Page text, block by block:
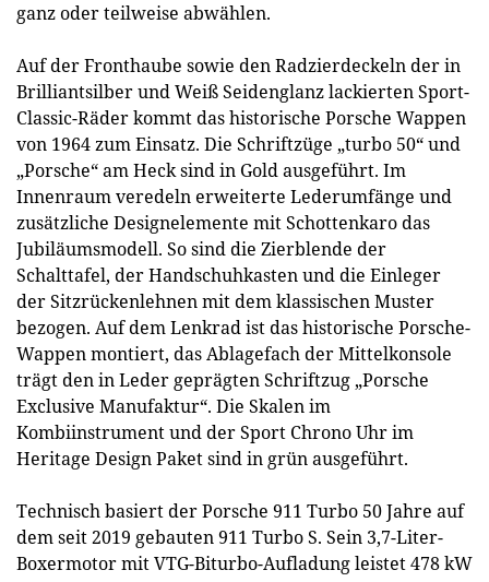
ganz oder teilweise abwählen.
Auf der Fronthaube sowie den Radzierdeckeln der in
Brilliantsilber und Weiß Seidenglanz lackierten Sport-
Classic-Räder kommt das historische Porsche Wappen
von 1964 zum Einsatz. Die Schriftzüge „turbo 50“ und
„Porsche“ am Heck sind in Gold ausgeführt. Im
Innenraum veredeln erweiterte Lederumfänge und
zusätzliche Designelemente mit Schottenkaro das
Jubiläumsmodell. So sind die Zierblende der
Schalttafel, der Handschuhkasten und die Einleger
der Sitzrückenlehnen mit dem klassischen Muster
bezogen. Auf dem Lenkrad ist das historische Porsche-
Wappen montiert, das Ablagefach der Mittelkonsole
trägt den in Leder geprägten Schriftzug „Porsche
Exclusive Manufaktur“. Die Skalen im
Kombiinstrument und der Sport Chrono Uhr im
Heritage Design Paket sind in grün ausgeführt.
Technisch basiert der Porsche 911 Turbo 50 Jahre auf
dem seit 2019 gebauten 911 Turbo S. Sein 3,7-Liter-
Boxermotor mit VTG-Biturbo-Aufladung leistet 478 kW